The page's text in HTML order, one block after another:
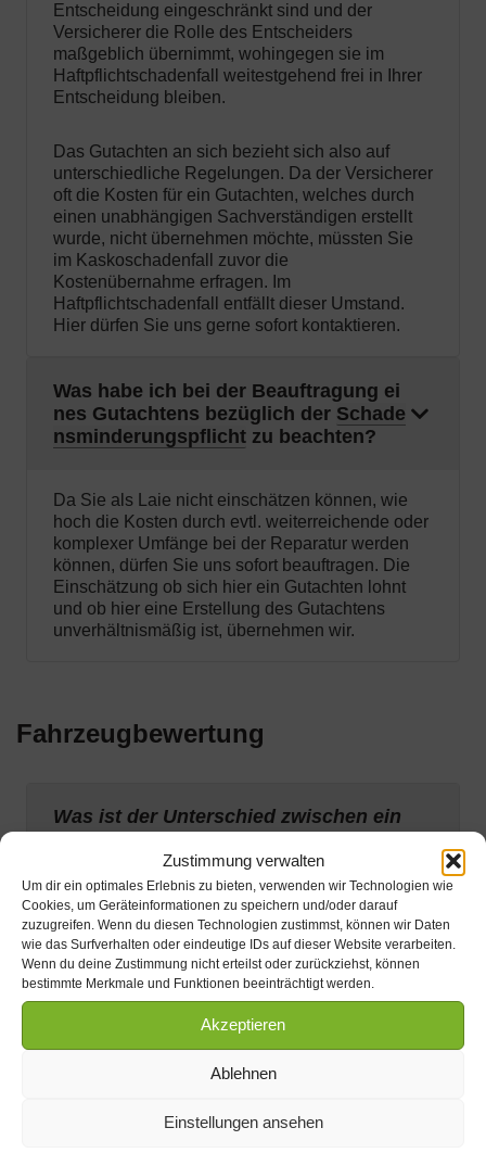
Zustimmung verwalten
Um dir ein optimales Erlebnis zu bieten, verwenden wir Technologien wie
Cookies, um Geräteinformationen zu speichern und/oder darauf
zuzugreifen. Wenn du diesen Technologien zustimmst, können wir Daten
wie das Surfverhalten oder eindeutige IDs auf dieser Website verarbeiten.
Wenn du deine Zustimmung nicht erteilst oder zurückziehst, können
bestimmte Merkmale und Funktionen beeinträchtigt werden.
Akzeptieren
Ablehnen
Einstellungen ansehen
Entscheidung eingeschränkt sind und der
Versicherer die Rolle des Entscheiders
maßgeblich übernimmt, wohingegen sie im
Haftpflichtschadenfall weitestgehend frei in Ihrer
Entscheidung bleiben.
Das Gutachten an sich bezieht sich also auf
unterschiedliche Regelungen. Da der Versicherer
oft die Kosten für ein Gutachten, welches durch
einen unabhängigen Sachverständigen erstellt
wurde, nicht übernehmen möchte, müssten Sie
im Kaskoschadenfall zuvor die
Kostenübernahme erfragen. Im
Haftpflichtschadenfall entfällt dieser Umstand.
Hier dürfen Sie uns gerne sofort kontaktieren.
Was habe ich bei der Beauftragung ei
nes Gutachtens bezüglich der Schade
nsminderungspflicht zu beachten?
Da Sie als Laie nicht einschätzen können, wie
hoch die Kosten durch evtl. weiterreichende oder
komplexer Umfänge bei der Reparatur werden
können, dürfen Sie uns sofort beauftragen. Die
Einschätzung ob sich hier ein Gutachten lohnt
und ob hier eine Erstellung des Gutachtens
unverhältnismäßig ist, übernehmen wir.
Fahrzeugbewertung
Was ist der Unterschied zwischen ein
adengutachten?
Ein Schadengutachten erfasst und bewertet
konkrete Schäden an einem Fahrzeug, meist
nach einem Unfall. Eine Fahrzeugbewertung
hingegen ermittelt den Wert eines Fahrzeuges,
Verkauf, Oldtimerbewertung, Erbfall) zwischen
einer Vielzahl verschiedener Wert- Definitionen
, Wiederbeschaffungswert,